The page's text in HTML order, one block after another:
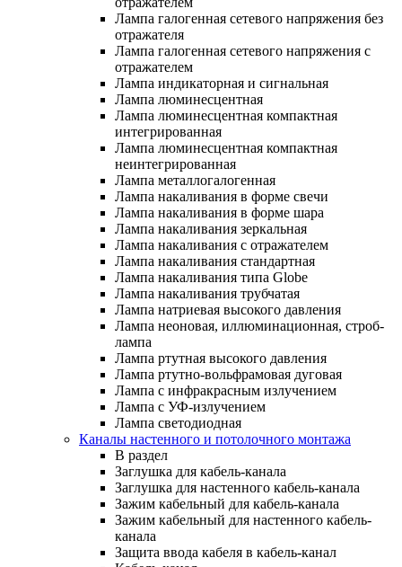
Лампа галогенная сетевого напряжения без
отражателя
Лампа галогенная сетевого напряжения с
отражателем
Лампа индикаторная и сигнальная
Лампа люминесцентная
Лампа люминесцентная компактная
интегрированная
Лампа люминесцентная компактная
неинтегрированная
Лампа металлогалогенная
Лампа накаливания в форме свечи
Лампа накаливания в форме шара
Лампа накаливания зеркальная
Лампа накаливания с отражателем
Лампа накаливания стандартная
Лампа накаливания типа Globe
Лампа накаливания трубчатая
Лампа натриевая высокого давления
Лампа неоновая, иллюминационная, строб-
лампа
Лампа ртутная высокого давления
Лампа ртутно-вольфрамовая дуговая
Лампа с инфракрасным излучением
Лампа с УФ-излучением
Лампа светодиодная
Каналы настенного и потолочного монтажа
В раздел
Заглушка для кабель-канала
Заглушка для настенного кабель-канала
Зажим кабельный для кабель-канала
Зажим кабельный для настенного кабель-
канала
Защита ввода кабеля в кабель-канал